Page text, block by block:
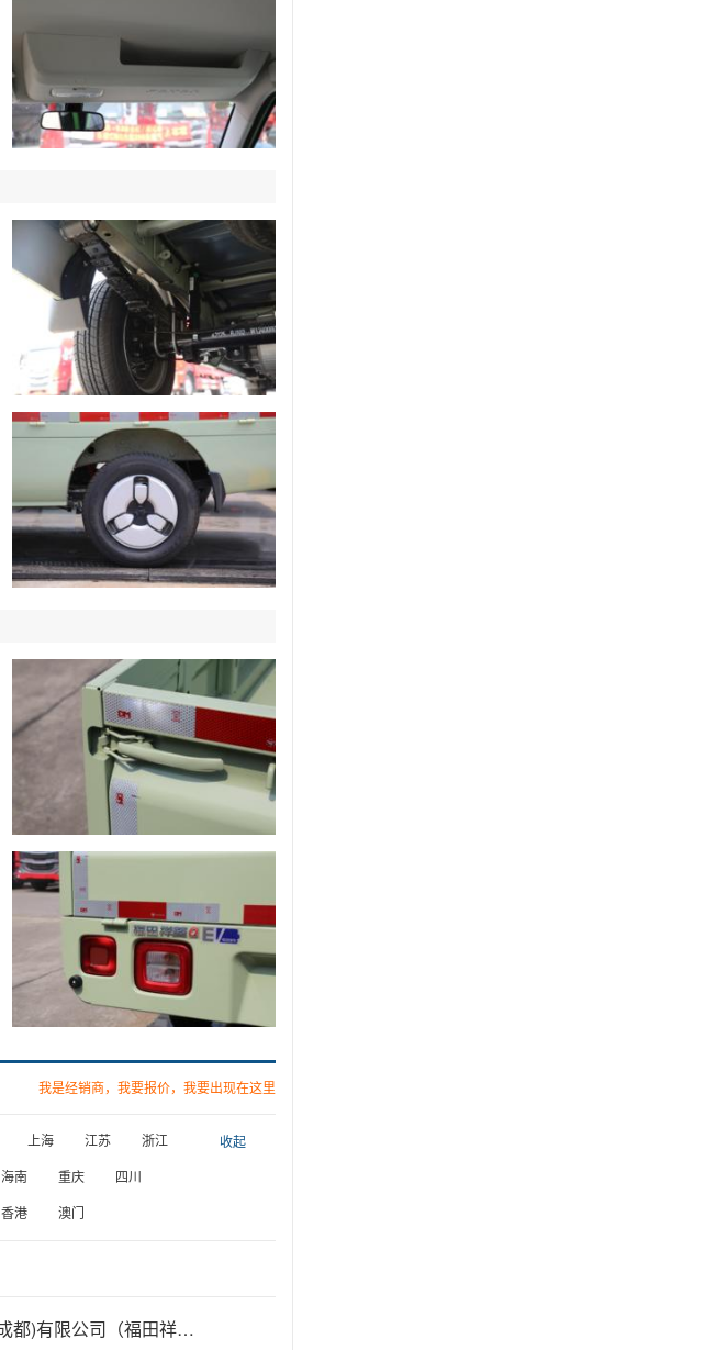
我是经销商，我要报价，我要出现在这里
上海 江苏 浙江
海南 重庆 四川
香港 澳门
收起
王氏明星汽贸(成都)有限公司（福田祥菱）